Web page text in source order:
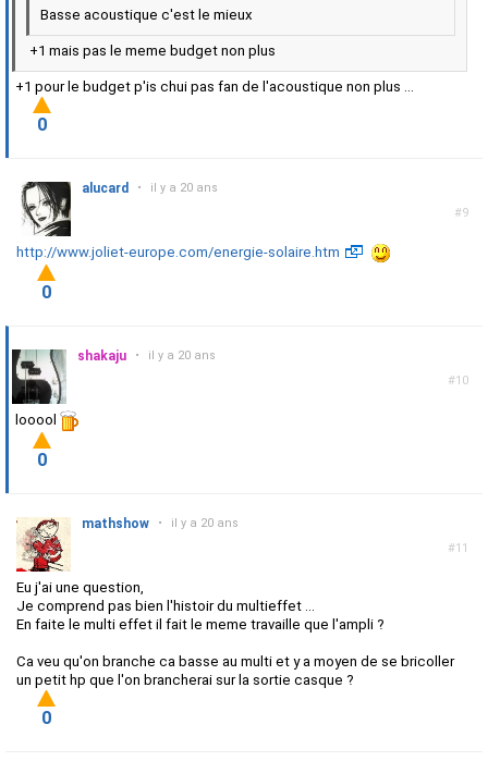
Basse acoustique c'est le mieux
+1 mais pas le meme budget non plus
+1 pour le budget p'is chui pas fan de l'acoustique non plus ...
0
#9
alucard • il y a 20 ans
http://www.joliet-europe.com/energie-solaire.htm
0
#10
shakaju • il y a 20 ans
looool
0
#11
mathshow • il y a 20 ans
Eu j'ai une question,
Je comprend pas bien l'histoir du multieffet ...
En faite le multi effet il fait le meme travaille que l'ampli ?
Ca veu qu'on branche ca basse au multi et y a moyen de se bricoller
un petit hp que l'on brancherai sur la sortie casque ?
0